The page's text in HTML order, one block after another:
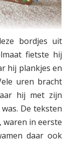
bordjes uit
fietste hij
hij plankjes en
uren bracht
hij met zijn
De teksten
waren in eerste
daar ook